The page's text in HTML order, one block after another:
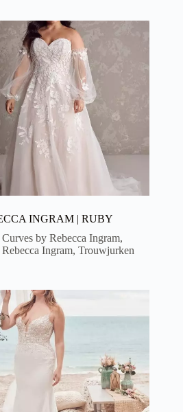
INGRAM | RUBY
Curves by Rebecca Ingram,
Rebecca Ingram, Trouwjurken